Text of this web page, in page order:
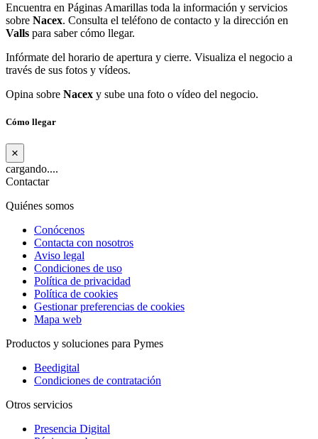
Encuentra en Páginas Amarillas toda la información y servicios
sobre Nacex. Consulta el teléfono de contacto y la dirección en
Valls para saber cómo llegar.
Infórmate del horario de apertura y cierre. Visualiza el negocio a
través de sus fotos y vídeos.
Opina sobre Nacex y sube una foto o vídeo del negocio.
Cómo llegar
×
cargando....
Contactar
Quiénes somos
Conócenos
Contacta con nosotros
Aviso legal
Condiciones de uso
Política de privacidad
Política de cookies
Gestionar preferencias de cookies
Mapa web
Productos y soluciones para Pymes
Beedigital
Condiciones de contratación
Otros servicios
Presencia Digital